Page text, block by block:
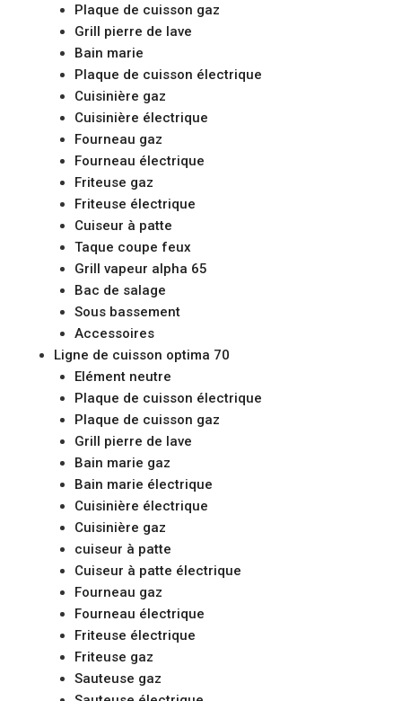
Plaque de cuisson gaz
Grill pierre de lave
Bain marie
Plaque de cuisson électrique
Cuisinière gaz
Cuisinière électrique
Fourneau gaz
Fourneau électrique
Friteuse gaz
Friteuse électrique
Cuiseur à patte
Taque coupe feux
Grill vapeur alpha 65
Bac de salage
Sous bassement
Accessoires
Ligne de cuisson optima 70
Elément neutre
Plaque de cuisson électrique
Plaque de cuisson gaz
Grill pierre de lave
Bain marie gaz
Bain marie électrique
Cuisinière électrique
Cuisinière gaz
cuiseur à patte
Cuiseur à patte électrique
Fourneau gaz
Fourneau électrique
Friteuse électrique
Friteuse gaz
Sauteuse gaz